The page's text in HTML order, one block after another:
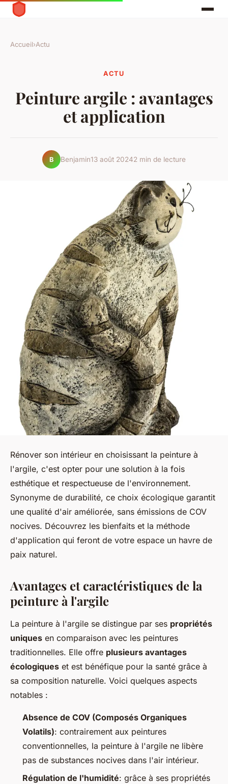
Accueil›Actu
ACTU
Peinture argile : avantages
et application
B Benjamin13 août 20242 min de lecture
Rénover son intérieur en choisissant la peinture à
l'argile, c'est opter pour une solution à la fois
esthétique et respectueuse de l'environnement.
Synonyme de durabilité, ce choix écologique garantit
une qualité d'air améliorée, sans émissions de COV
nocives. Découvrez les bienfaits et la méthode
d'application qui feront de votre espace un havre de
paix naturel.
Avantages et caractéristiques de la
peinture à l'argile
La peinture à l'argile se distingue par ses propriétés
uniques en comparaison avec les peintures
traditionnelles. Elle offre plusieurs avantages
écologiques et est bénéfique pour la santé grâce à
sa composition naturelle. Voici quelques aspects
notables :
Absence de COV (Composés Organiques
Volatils): contrairement aux peintures
conventionnelles, la peinture à l'argile ne libère
pas de substances nocives dans l'air intérieur.
Régulation de l'humidité: grâce à ses propriétés